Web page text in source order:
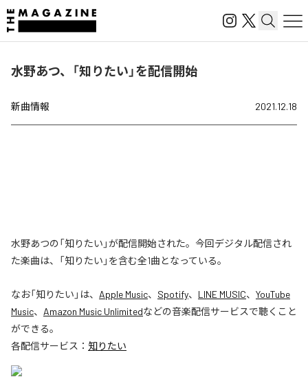
水野あつ、「知りたい」を配信開始
新曲情報 2021.12.18
水野あつの「知りたい」が配信開始された。今回デジタル配信され
た楽曲は、「知りたい」を含む全1曲となっている。
なお「知りたい 」は、 Apple Music、 Spotify、 LINE MUSIC、 YouTube
Music、 Amazon Music Unlimitedなどの音楽配信サービスで聴くこと
ができる。
各配信サービス： 知りたい